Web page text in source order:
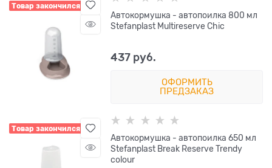
Товар закончился
Автокормушка - автопоилка 800 мл
Stefanplast Multireserve Chic
437 руб.
ОФОРМИТЬ
ПРЕДЗАКАЗ
Товар закончился
Автокормушка - автопоилка 650 мл
Stefanplast Break Reserve Trendy
colour